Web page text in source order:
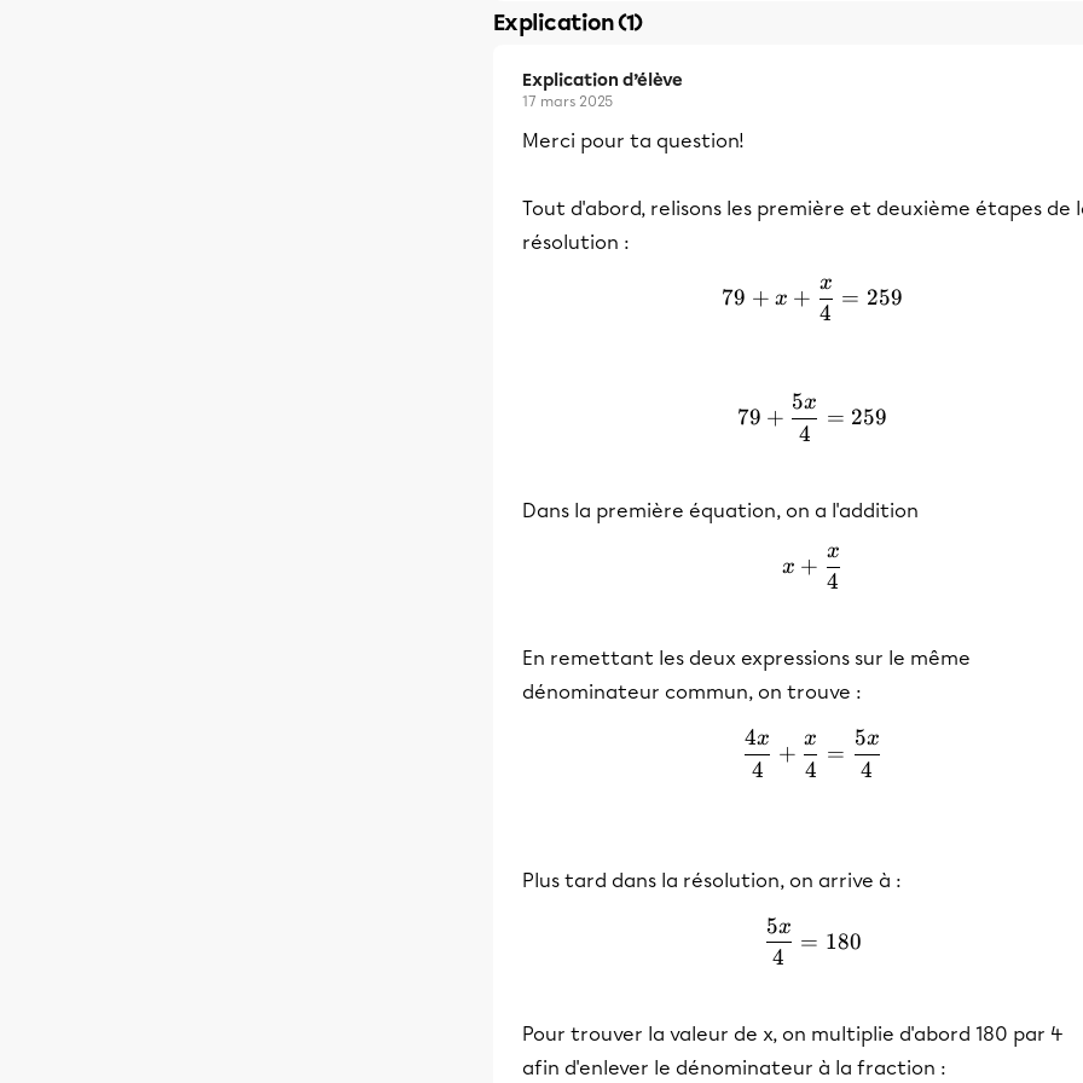
Explication (1)
Explication d’élève
17 mars 2025
Merci pour ta question!
Tout d'abord, relisons les première et deuxième étapes de
résolution :
79 + x + \frac{x}{4} = 259
79 + x +
4
x
= 259
79 + \frac{5x}{4} = 259
79 +
4
5x
= 259
Dans la première équation, on a l'addition
x + \frac{x}{4}
x +
4
x
En remettant les deux expressions sur le même
dénominateur commun, on trouve :
\frac{4x}{4} +
4
4x
+
4
x
=
4
5x
Plus tard dans la résolution, on arrive à :
\frac{5x}{4} = 180
4
5x
= 180
Pour trouver la valeur de x, on multiplie d'abord 180 par 4
afin d'enlever le dénominateur à la fraction :